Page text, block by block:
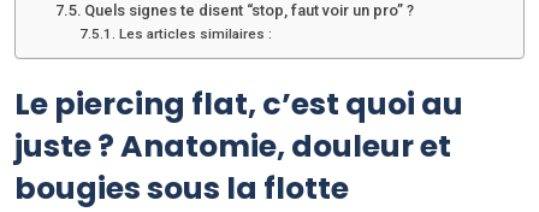
Quels signes te disent “stop, faut voir un pro” ?
Les articles similaires :
Le piercing flat, c’est quoi au
juste ? Anatomie, douleur et
bougies sous la flotte